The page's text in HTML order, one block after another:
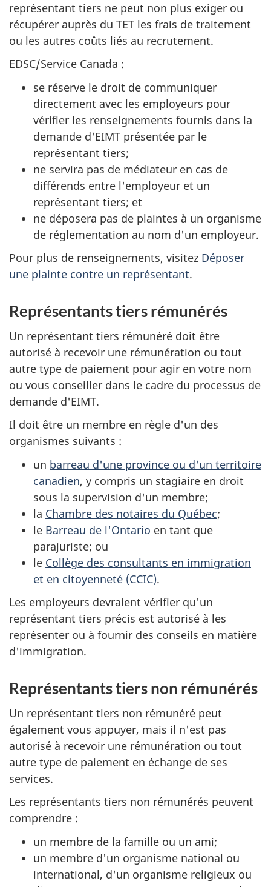
représentant tiers ne peut non plus exiger ou
récupérer auprès du TET les frais de traitement
ou les autres coûts liés au recrutement.
EDSC/Service Canada :
se réserve le droit de communiquer
directement avec les employeurs pour
vérifier les renseignements fournis dans la
demande d'EIMT présentée par le
représentant tiers;
ne servira pas de médiateur en cas de
différends entre l'employeur et un
représentant tiers; et
ne déposera pas de plaintes à un organisme
de réglementation au nom d'un employeur.
Pour plus de renseignements, visitez Déposer
une plainte contre un représentant.
Représentants tiers rémunérés
Un représentant tiers rémunéré doit être
autorisé à recevoir une rémunération ou tout
autre type de paiement pour agir en votre nom
ou vous conseiller dans le cadre du processus de
demande d'EIMT.
Il doit être un membre en règle d'un des
organismes suivants :
un barreau d'une province ou d'un territoire
canadien, y compris un stagiaire en droit
sous la supervision d'un membre;
la Chambre des notaires du Québec;
le Barreau de l'Ontario en tant que
parajuriste; ou
le Collège des consultants en immigration
et en citoyenneté (CCIC).
Les employeurs devraient vérifier qu'un
représentant tiers précis est autorisé à les
représenter ou à fournir des conseils en matière
d'immigration.
Représentants tiers non rémunérés
Un représentant tiers non rémunéré peut
également vous appuyer, mais il n'est pas
autorisé à recevoir une rémunération ou tout
autre type de paiement en échange de ses
services.
Les représentants tiers non rémunérés peuvent
comprendre :
un membre de la famille ou un ami;
un membre d'un organisme national ou
international, d'un organisme religieux ou